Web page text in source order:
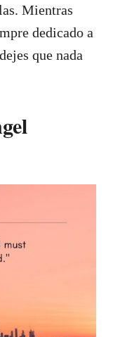
Mientras
dedicado a
que nada